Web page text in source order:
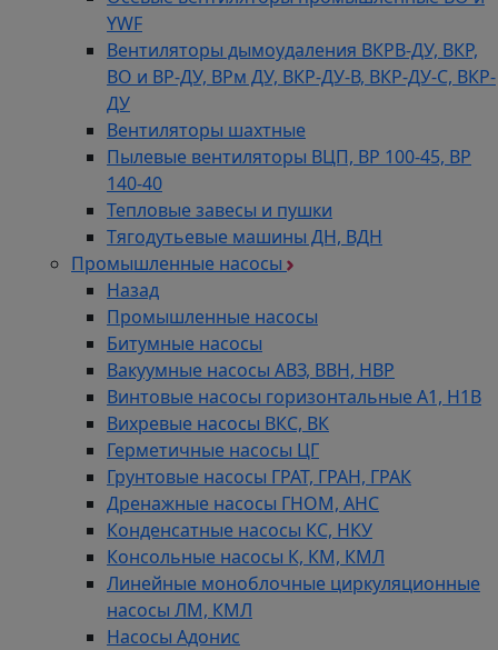
YWF
Вентиляторы дымоудаления ВКРВ-ДУ, ВКР,
ВО и ВР-ДУ, ВРм ДУ, ВКР-ДУ-В, ВКР-ДУ-С, ВКР-
ДУ
Вентиляторы шахтные
Пылевые вентиляторы ВЦП, ВР 100-45, ВР
140-40
Тепловые завесы и пушки
Тягодутьевые машины ДН, ВДН
Промышленные насосы
Назад
Промышленные насосы
Битумные насосы
Вакуумные насосы АВЗ, ВВН, НВР
Винтовые насосы горизонтальные А1, Н1В
Вихревые насосы ВКС, ВК
Герметичные насосы ЦГ
Грунтовые насосы ГРАТ, ГРАН, ГРАК
Дренажные насосы ГНОМ, АНС
Конденсатные насосы КС, НКУ
Консольные насосы К, КМ, КМЛ
Линейные моноблочные циркуляционные
насосы ЛМ, КМЛ
Насосы Адонис